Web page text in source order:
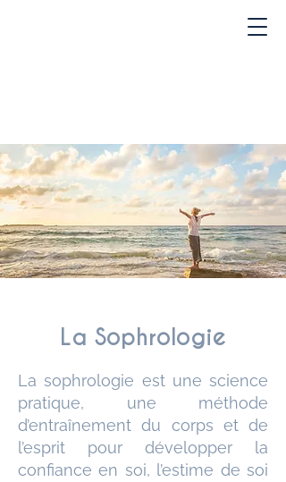
La Sophrologie
La sophrologie est une science
pratique, une méthode
d’entraînement du corps et de
l’esprit pour développer la
confiance en soi, l’estime de soi